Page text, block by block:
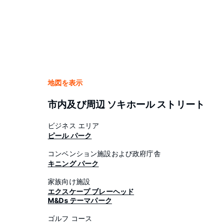
地図を表示
市内及び周辺 ソキホール ストリート
ビジネス エリア
ピール パーク
コンベンション施設および政府庁舎
キニング パーク
家族向け施設
エクスケープ ブレーヘッド
M&Ds テーマパーク
ゴルフ コース